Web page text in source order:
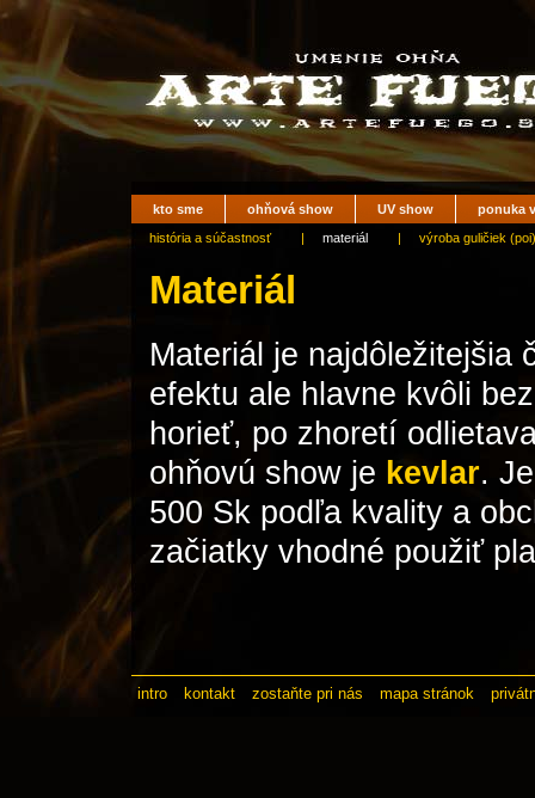
kto sme ohňová show UV show
ponuka
história a súčastnosť
| materiál | výroba guličiek (poi)
Materiál
Materiál je najdôležitejšia
efektu ale hlavne kvôli
horieť, po zhoretí
ohňovú show je kevlar.
500 Sk podľa kvality a
začiatky vhodné použiť
intro kontakt zostaňte pri nás mapa stránok